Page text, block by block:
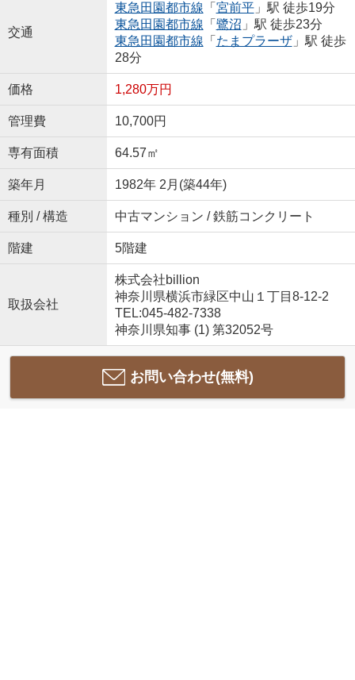
交通
東急田園都市線 「 宮前平」駅 徒歩19分
東急田園都市線 「 鷺沼 」駅 徒歩23分
東急田園都市線 「 たまプラーザ」駅 徒歩
28分
価格 1,280万円
管理費 10,700円
専有面積 64.57㎡
築年月 1982年 2月(築44年)
種別 / 構造 中古マンション / 鉄筋コンクリート
階建 5階建
取扱会社
株式会社billion
神奈川県横浜市緑区中山１丁目8-12-2
TEL:045-482-7338
神奈川県知事 (1) 第32052号
お問い合わせ(無料)